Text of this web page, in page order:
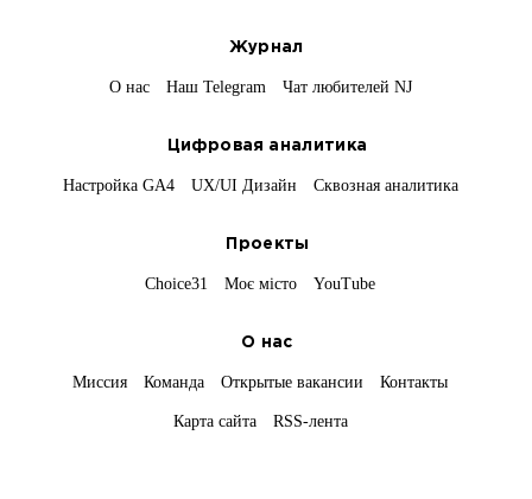
Журнал
О нас Наш Telegram Чат любителей NJ
Цифровая аналитика
Настройка GA4 UX/UI Дизайн Сквозная аналитика
Проекты
Choice31 Моє місто YouTube
О нас
Миссия Команда Открытые вакансии Контакты
Карта сайта RSS-лента